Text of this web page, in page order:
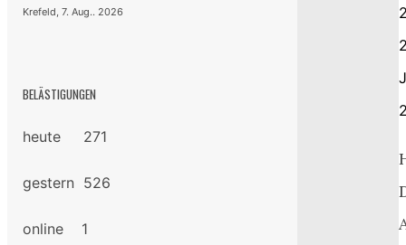
Krefeld, 7. Aug.. 2026
BELÄSTIGUNGEN
heute 271
gestern 526
online 1